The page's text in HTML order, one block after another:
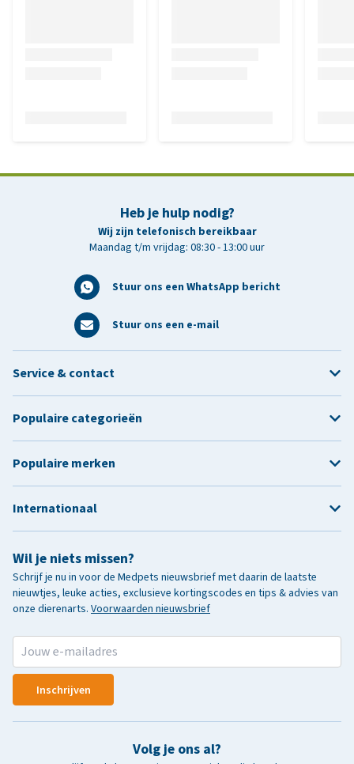
Heb je hulp nodig?
Wij zijn telefonisch bereikbaar
Maandag t/m vrijdag: 08:30 - 13:00 uur
Stuur ons een WhatsApp bericht
Stuur ons een e-mail
Wil je niets missen?
Schrijf je nu in voor de Medpets nieuwsbrief met daarin de laatste
nieuwtjes, leuke acties, exclusieve kortingscodes en tips & advies van
onze dierenarts. Voorwaarden nieuwsbrief
Inschrijven
Volg je ons al?
Service & contact
Populaire categorieën
Populaire merken
Internationaal